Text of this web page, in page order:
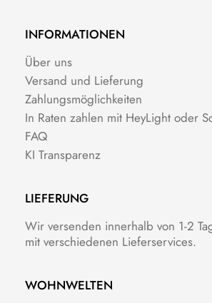
INFORMATIONEN
Über uns
Versand und Lieferung
Zahlungsmöglichkeiten
In Raten zahlen mit HeyLight oder
FAQ
KI Transparenz
LIEFERUNG
Wir versenden innerhalb von 1-2
mit verschiedenen Lieferservices.
WOHNWELTEN